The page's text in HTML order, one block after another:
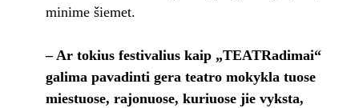
minime šiemet.
– Ar tokius festivalius kaip „TEATRadimai“
galima pavadinti gera teatro mokykla tuose
miestuose, rajonuose, kuriuose jie vyksta,